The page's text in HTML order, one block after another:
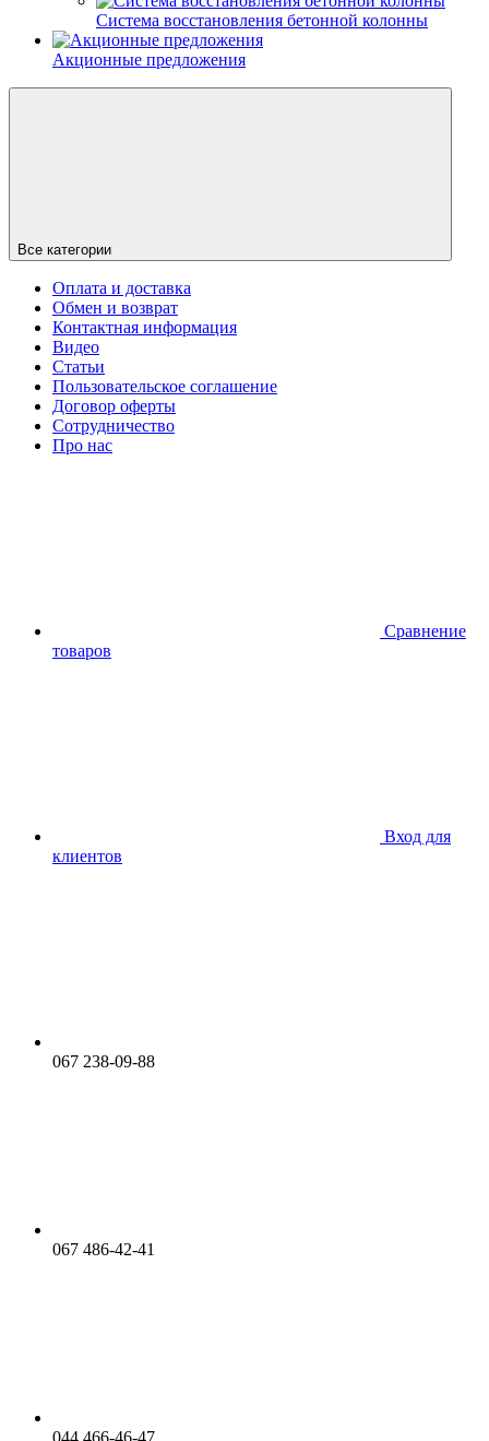
Система восстановления бетонной колонны
Акционные предложения
Все категории
Оплата и доставка
Обмен и возврат
Контактная информация
Видео
Статьи
Пользовательское соглашение
Договор оферты
Сотрудничество
Про нас
Сравнение
товаров
Вход для
клиентов
067 238-09-88
067 486-42-41
044 466-46-47